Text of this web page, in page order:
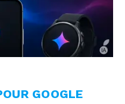
GOOGLE